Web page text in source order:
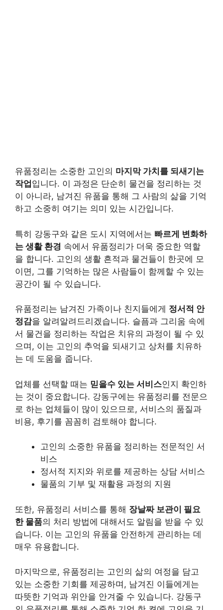
유품정리는 소중한 고인의 마지막 가치를 되새기는
작업 입니다. 이 과정은 단순히 물건을 정리하는 것
이 아니라, 남겨진 유품을 통해 그 사람의 삶을 기억
하고 소중히 여기는 의미 있는 시간입니다.
특히 강동구와 같은 도시 지역에서는 빠르게 변화하
는 생활 환경 속에서 유품정리가 더욱 중요한 역할
을 합니다. 고인의 생활 흔적과 물건들이 한곳에 모
이면, 그를 기억하는 많은 사람들이 함께할 수 있는
공간이 될 수 있습니다.
유품정리는 남겨진 가족이나 친지들에게 정서적 안
정감을 알려알려드리겠습니다. 슬픔과 그리움 속에
서 물건을 정리하는 작업은 치유의 과정이 될 수 있
으며, 이는 고인의 추억을 되새기고 상처를 치유하
는 데 도움을 줍니다.
업체를 선택할 때는 믿을수 있는 서비스인지 확인하
는 것이 중요합니다. 강동구에는 유품정리를 전문으
로 하는 업체들이 많이 있으므로, 서비스의 품질과
비용, 후기를 꼼꼼히 검토해야 합니다.
고인의 소중한 유품을 정리하는 전문적인 서
비스
정서적 지지와 위로를 제공하는 상담 서비스
물품의 기부 및 재활용 과정의 지원
또한, 유품정리 서비스를 통해 장날짜 보관이 필요
한 물품의 처리 방법에 대해서도 알림을 받을 수 있
습니다. 이는 고인의 유품을 안전하게 관리하는 데
매우 유용합니다.
마지막으로, 유품정리는 고인의 삶의 여정을 담고
있는 소중한 기회를 제공하며, 남겨진 이들에게는
따뜻한 기억과 위안을 안겨줄 수 있습니다. 강동구